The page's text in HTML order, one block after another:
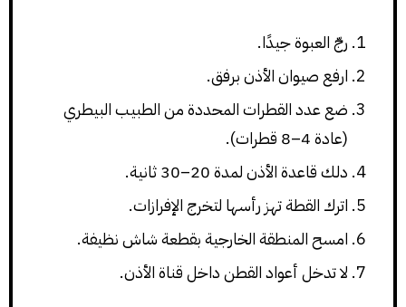
رجّ العبوة جيدًا.
ارفع صيوان الأذن برفق.
ضع عدد القطرات المحددة من الطبيب البيطري
(عادة 4–8 قطرات).
دلك قاعدة الأذن لمدة 20–30 ثانية.
اترك القطة تهز رأسها لتخرج الإفرازات.
امسح المنطقة الخارجية بقطعة شاش نظيفة.
لا تدخل أعواد القطن داخل قناة الأذن.